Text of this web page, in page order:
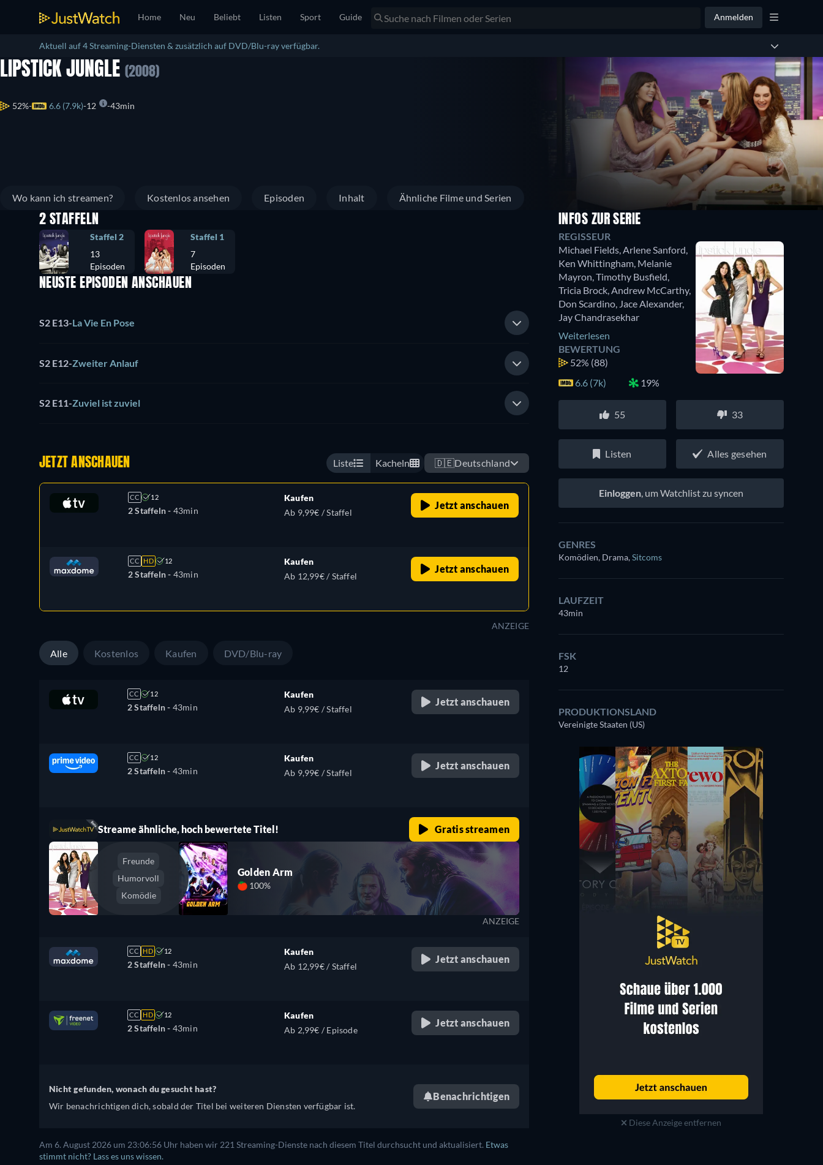
Home Neu Beliebt Listen Sport Guide Anmelden
Aktuell auf 4 Streaming-Diensten & zusätzlich auf DVD/Blu-ray verfügbar.
LIPSTICK JUNGLE (2008)
52% 6.6 (7.9k) 12 43min
Wo kann ich streamen? Kostenlos ansehen Episoden Inhalt Ähnliche Filme und Serien
2 STAFFELN
Staffel 2
13
Episoden
Staffel 1
7
Episoden
NEUSTE EPISODEN ANSCHAUEN
S2 E13-La Vie En Pose
S2 E12-Zweiter Anlauf
S2 E11-Zuviel ist zuviel
JETZT ANSCHAUEN Liste Kacheln 🇩🇪Deutschland
CC 12
2 Staffeln - 43min
Kaufen
Ab 9,99€ / Staffel
Jetzt anschauen
CC HD 12
2 Staffeln - 43min
Kaufen
Ab 12,99€ / Staffel
Jetzt anschauen
ANZEIGE
Alle Kostenlos Kaufen DVD/Blu-ray
CC 12
2 Staffeln - 43min
Kaufen
Ab 9,99€ / Staffel
Jetzt anschauen
CC 12
2 Staffeln - 43min
Kaufen
Ab 9,99€ / Staffel
Jetzt anschauen
Streame ähnliche, hoch bewertete Titel! Gratis streamen
Freunde
Humorvoll
Komödie
Golden Arm
100%
ANZEIGE
CC HD 12
2 Staffeln - 43min
Kaufen
Ab 12,99€ / Staffel
Jetzt anschauen
CC HD 12
2 Staffeln - 43min
Kaufen
Ab 2,99€ / Episode
Jetzt anschauen
Nicht gefunden, wonach du gesucht hast?
Wir benachrichtigen dich, sobald der Titel bei weiteren Diensten verfügbar ist.
Benachrichtigen
Am 6. August 2026 um 23:06:56 Uhr haben wir 221 Streaming-Dienste nach diesem Titel durchsucht und aktualisiert. Etwas
stimmt nicht? Lass es uns wissen.
INFOS ZUR SERIE
REGISSEUR
Michael Fields,Arlene Sanford,
Ken Whittingham, Melanie
Mayron,Timothy Busfield,
Tricia Brock,Andrew McCarthy,
Don Scardino, Jace Alexander,
Jay Chandrasekhar
Weiterlesen
BEWERTUNG
52% (88)
6.6 (7k)
19%
55 33
Listen Alles gesehen
Einloggen, um Watchlist zu syncen
GENRES
Komödien, Drama,Sitcoms
LAUFZEIT
43min
FSK
12
PRODUKTIONSLAND
Vereinigte Staaten (US)
Diese Anzeige entfernen